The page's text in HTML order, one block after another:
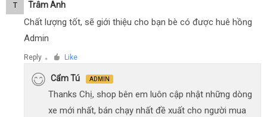
T Trâm Anh
Chất lượng tốt, sẽ giới thiệu cho bạn bè có được huê hồng
Admin
Reply ● Like
Cẩm Tú ADMIN
Thanks Chị, shop bên em luôn cập nhật những dòng
xe mới nhất, bán chạy nhất đề xuất cho người mua